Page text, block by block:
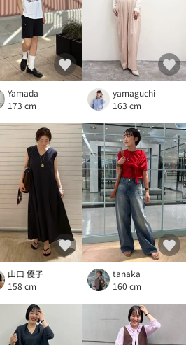
Yamada
173 cm
yamaguchi
163 cm
山口 優子
158 cm
tanaka
160 cm